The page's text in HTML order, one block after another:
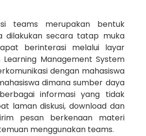
teams merupakan bentuk
dilakukan secara tatap muka
berinterasi melalui layar
Management System
dengan mahasiswa
dimana sumber daya
informasi yang tidak
laman diskusi, download dan
pesan berkenaan materi
menggunakan teams.